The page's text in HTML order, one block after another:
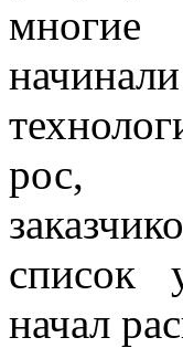
рос,
список
начал